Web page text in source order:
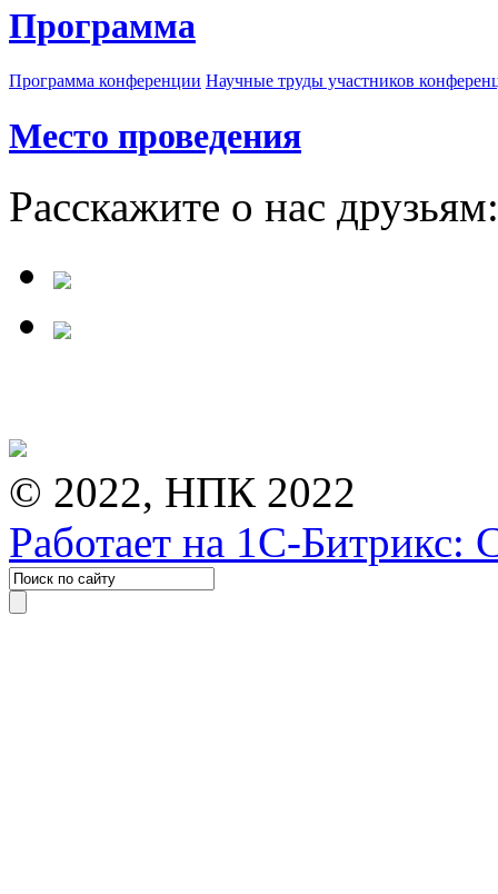
Программа
Программа конференции Научные труды участников
Место проведения
Расскажите о нас друзьям:
© 2022, НПК 2022
Работает на 1С-Битрикс: